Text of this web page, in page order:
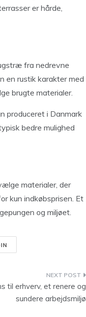
er hårde,
fra nedrevne
en rustik karakter med
brugte materialer.
produceret i Danmark
bedre mulighed
materialer, der
kun indkøbsprisen. Et
og miljøet.
til erhverv, et renere og
sundere arbejdsmiljø